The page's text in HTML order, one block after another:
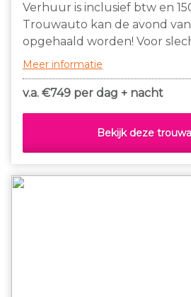
Verhuur is inclusief btw en
Trouwauto kan de avond
opgehaald worden! Voor
dag + nacht te huur. Geheel
Nederland, deze prachtige
S met maar liefst 410 pk! Dit
verhuurd! 150 km vrij en
1,50 extra per km. Gaan jullie
tot een onvergetelijke dag te
Meer informatie
v.a. €749 per dag + nacht
Bekijk deze